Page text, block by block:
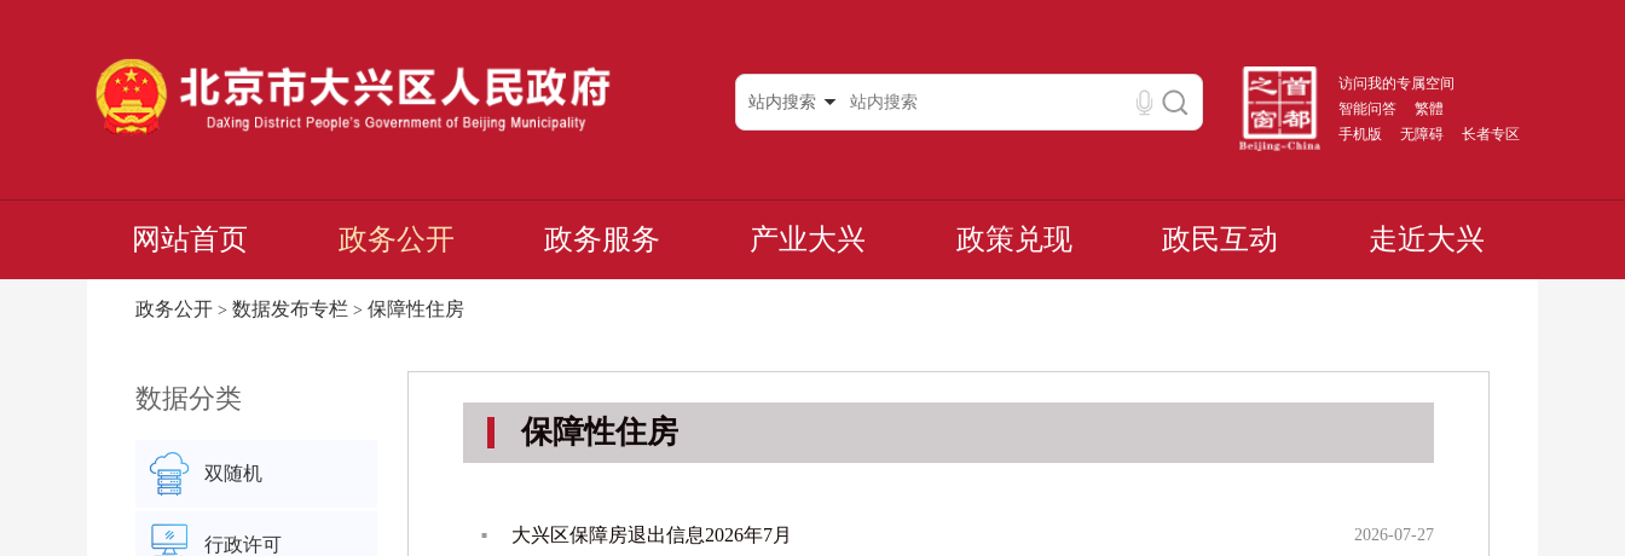
访问我的专属空间
智能问答
繁體
手机版
无障碍 长者专区
站内搜索
网站首页 政务公开 政务服务 产业大兴 政策兑现 政民互动 走近大兴
政务公开 > 数据发布专栏 > 保障性住房
数据分类
双随机
行政许可
保障性住房
大兴区保障房退出信息2026年7月 2026-07-27